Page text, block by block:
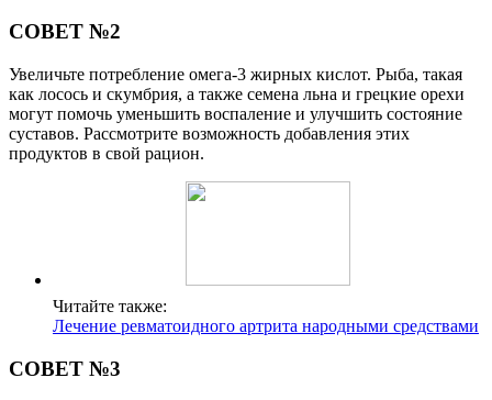
СОВЕТ №2
Увеличьте потребление омега-3 жирных кислот. Рыба, такая
как лосось и скумбрия, а также семена льна и грецкие орехи
могут помочь уменьшить воспаление и улучшить состояние
суставов. Рассмотрите возможность добавления этих
продуктов в свой рацион.
Читайте также:
Лечение ревматоидного артрита народными средствами
СОВЕТ №3